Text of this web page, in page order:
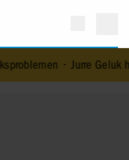
•Jurre Geluk